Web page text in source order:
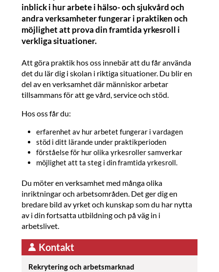
inblick i hur arbete i hälso- och sjukvård och
andra verksamheter fungerar i praktiken och
möjlighet att prova din framtida yrkesroll i
verkliga situationer.
Att göra praktik hos oss innebär att du får använda
det du lär dig i skolan i riktiga situationer. Du blir en
del av en verksamhet där människor arbetar
tillsammans för att ge vård, service och stöd.
Hos oss får du:
erfarenhet av hur arbetet fungerar i vardagen
stöd i ditt lärande under praktikperioden
förståelse för hur olika yrkesroller samverkar
möjlighet att ta steg i din framtida yrkesroll.
Du möter en verksamhet med många olika
inriktningar och arbetsområden. Det ger dig en
bredare bild av yrket och kunskap som du har nytta
av i din fortsatta utbildning och på väg in i
arbetslivet.
Kontakt
Rekrytering och arbetsmarknad